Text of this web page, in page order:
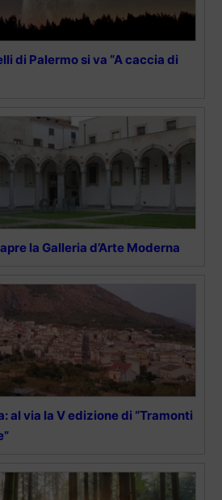
di Palermo si va “A caccia di
la Galleria d’Arte Moderna
al via la V edizione di “Tramonti